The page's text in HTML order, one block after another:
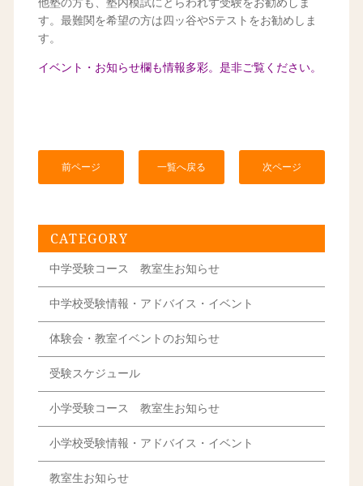
他塾の方も、塾内模試にとらわれず受験をお勧めしま
す。最難関を希望の方は四ッ谷やSテストをお勧めしま
す。
イベント・お知らせ欄も情報多彩。是非ご覧ください。
前ページ 一覧へ戻る 次ページ
CATEGORY
中学受験コース 教室生お知らせ
中学校受験情報・アドバイス・イベント
体験会・教室イベントのお知らせ
受験スケジュール
小学受験コース 教室生お知らせ
小学校受験情報・アドバイス・イベント
教室生お知らせ